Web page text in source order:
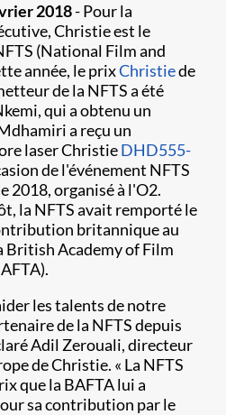
2018- Pour la
Christie est le
(National Film and
année, le prixChristiede
de la NFTS a été
qui a obtenu un
a reçu un
laser ChristieDHD555-
de l'événement NFTS
2018, organisé à l'O2.
la NFTS avait remporté le
britannique au
British Academy of Film
les talents de notre
de la NFTS depuis
Adil Zerouali, directeur
de Christie. « La NFTS
que la BAFTA lui a
sa contribution par le